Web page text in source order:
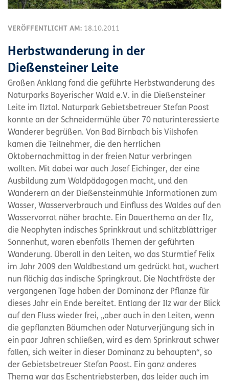
VERÖFFENTLICHT AM: 18.10.2011
Herbstwanderung in der
Dießensteiner Leite
Großen Anklang fand die geführte Herbstwanderung des
Naturparks Bayerischer Wald e.V. in die Dießensteiner
Leite im Ilztal. Naturpark Gebietsbetreuer Stefan Poost
konnte an der Schneidermühle über 70 naturinteressierte
Wanderer begrüßen. Von Bad Birnbach bis Vilshofen
kamen die Teilnehmer, die den herrlichen
Oktobernachmittag in der freien Natur verbringen
wollten. Mit dabei war auch Josef Eichinger, der eine
Ausbildung zum Waldpädagogen macht, und den
Wanderern an der Dießensteinmühle Informationen zum
Wasser, Wasserverbrauch und Einfluss des Waldes auf den
Wasservorrat näher brachte. Ein Dauerthema an der Ilz,
die Neophyten indisches Sprinkkraut und schlitzblättriger
Sonnenhut, waren ebenfalls Themen der geführten
Wanderung. Überall in den Leiten, wo das Sturmtief Felix
im Jahr 2009 den Waldbestand um gedrückt hat, wuchert
nun flächig das indische Springkraut. Die Nachtfröste der
vergangenen Tage haben der Dominanz der Pflanze für
dieses Jahr ein Ende bereitet. Entlang der Ilz war der Blick
auf den Fluss wieder frei, „aber auch in den Leiten, wenn
die gepflanzten Bäumchen oder Naturverjüngung sich in
ein paar Jahren schließen, wird es dem Sprinkraut schwer
fallen, sich weiter in dieser Dominanz zu behaupten“, so
der Gebietsbetreuer Stefan Poost. Ein ganz anderes
Thema war das Eschentriebsterben, das leider auch im